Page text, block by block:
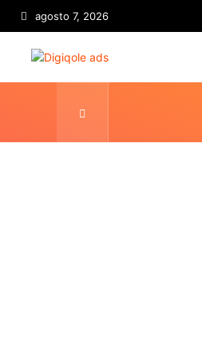
agosto 7, 2026